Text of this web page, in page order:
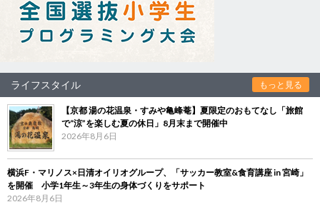
ライフスタイル もっと見る
【京都 湯の花温泉・すみや亀峰菴】夏限定のおもてなし「旅館
で“涼”を楽しむ夏の休日」8月末まで開催中
2026年8月6日
横浜F・マリノス×日清オイリオグループ、「サッカー教室&食育講座 in 宮崎」
を開催 小学1年生～3年生の身体づくりをサポート
2026年8月6日